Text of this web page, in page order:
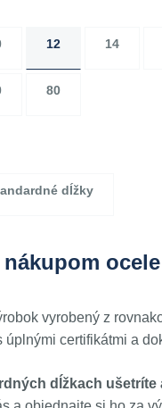
12 14
80
dĺžky
vyrobený z
certifikátmi a
dĺžkach ušetríte